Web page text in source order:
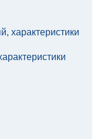
характеристики